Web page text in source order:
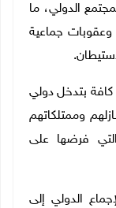
الدولي، ما
جماعية
كافة بتدخل دولي
وممتلكاتهم
فرضها على
الدولي إلى